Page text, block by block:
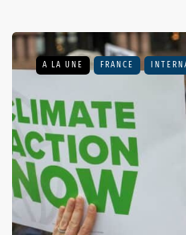
A LA UNE FRANCE